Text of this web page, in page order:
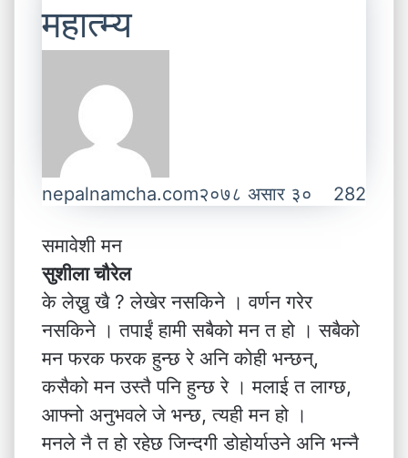
महात्म्य
nepalnamcha.com२०७८ असार ३० 282
समावेशी मन
सुशीला चौरेल
के लेख्नु खै ? लेखेर नसकिने । वर्णन गरेर
नसकिने । तपाईं हामी सबैको मन त हो । सबैको
मन फरक फरक हुन्छ रे अनि कोही भन्छन्,
कसैको मन उस्तै पनि हुन्छ रे । मलाई त लाग्छ,
आफ्नो अनुभवले जे भन्छ, त्यही मन हो ।
मनले नै त हो रहेछ जिन्दगी डोहोर्याउने अनि भन्नै